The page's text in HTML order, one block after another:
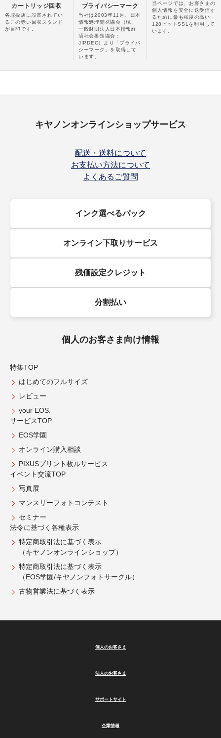
カートリッジ回収
各取扱店に設置されてい
るこの赤い回収スタンド
が目印です。
プライバシーマーク
当社は2003年11月、日本
情報処理開発協会（現、
一般財団法人日本情報経
済社会推進協会：
JIPDEC）より「プライバ
シーマーク」を取得して
います。
当ページでは、お客さまの
個人情報を安全に送受信す
るために最も強度の高い
128ビットSSLを利用して
います。
キヤノンオンラインショップサービス
配送・送料について
お支払い方法について
よくあるご質問
インク選べるパック
オンライン下取りサービス
残価設定クレジット
分割払い
個人のお客さま向け情報
特集TOP
はじめてのフルサイズ
レビュー
your EOS.
サービスTOP
EOS学園
オンライン購入相談
PIXUSプリント枚ルサービス
イベント交流TOP
写真展
マンスリーフォトコンテスト
セミナー
法令に基づく各種表示
特定商取引法に基づく表示
（キヤノンオンラインショップ）
特定商取引法に基づく表示
（EOS学園/キヤノンフォトサークル）
古物営業法に基づく表示
個人のお客さま
法人のお客さま
サポートサイト
企業情報